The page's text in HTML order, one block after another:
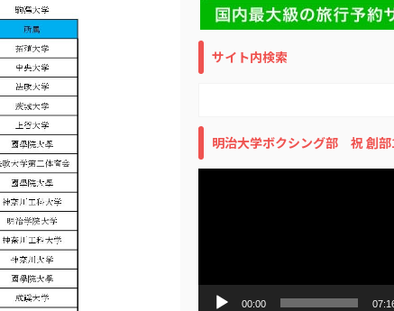
サイト内検索
明治大学ボクシング部 祝 創部
00:00